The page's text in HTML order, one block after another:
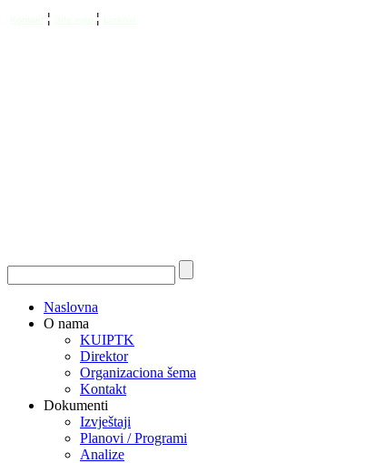
¦ ¦
Naslovna
O nama
KUIPTK
Direktor
Organizaciona šema
Kontakt
Dokumenti
Izvještaji
Planovi / Programi
Analize